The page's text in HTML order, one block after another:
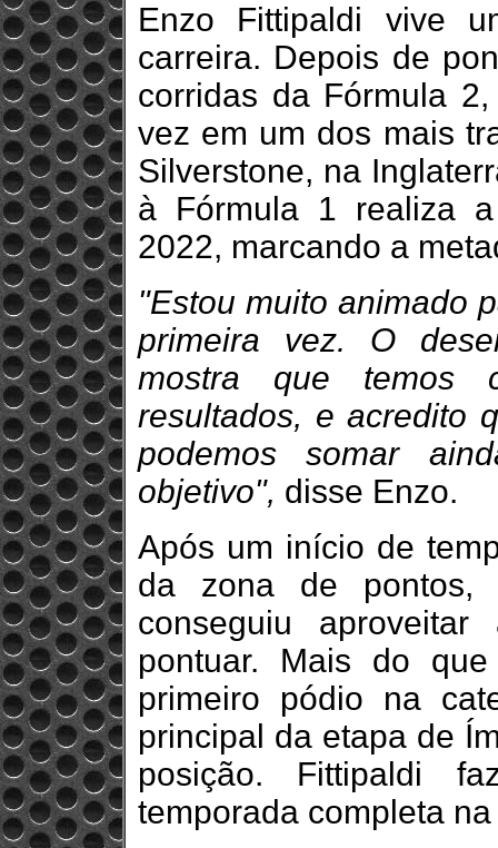
Enzo Fittipaldi vive
carreira. Depois de
corridas da Fórmula
vez em um dos mais
Silverstone, na
à Fórmula 1 realiza
2022, marcando a
"Estou muito animado
primeira vez. O
mostra que temos
resultados, e acredito
podemos somar
objetivo", disse Enzo.
Após um início de
da zona de pontos,
conseguiu
pontuar. Mais do
primeiro pódio na
principal da etapa de
posição. Fittipaldi
temporada completa na